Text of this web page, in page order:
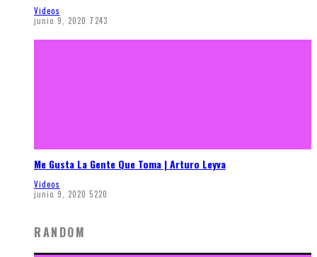
Videos
junio 9, 2020 7243
Me Gusta La Gente Que Toma | Arturo Leyva
Videos
junio 9, 2020 5220
RANDOM